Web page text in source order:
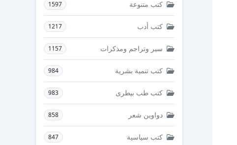
كتب متنوعة 1597
كتب أدب 1217
سير وتراجم ومذكرات 1157
كتب تنمية بشرية 984
كتب طب بيطرى 983
دواوين شعر 858
كتب سياسية 847